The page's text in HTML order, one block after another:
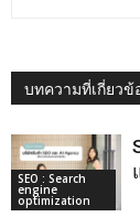
บทความที่เกี่ยวข้
SEO : Search
engine
optimization